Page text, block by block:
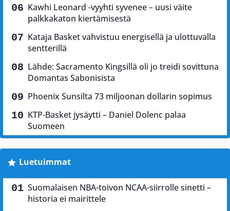
Kawhi Leonard -vyyhti syvenee – uusi väite
palkkakaton kiertämisestä
Kataja Basket vahvistuu energisellä ja ulottuvalla
sentterillä
Lähde: Sacramento Kingsillä oli jo treidi sovittuna
Domantas Sabonisista
Phoenix Sunsilta 73 miljoonan dollarin sopimus
KTP-Basket jysäytti – Daniel Dolenc palaa
Suomeen
Luetuimmat
Suomalaisen NBA-toivon NCAA-siirrolle sinetti –
historia ei mairittele